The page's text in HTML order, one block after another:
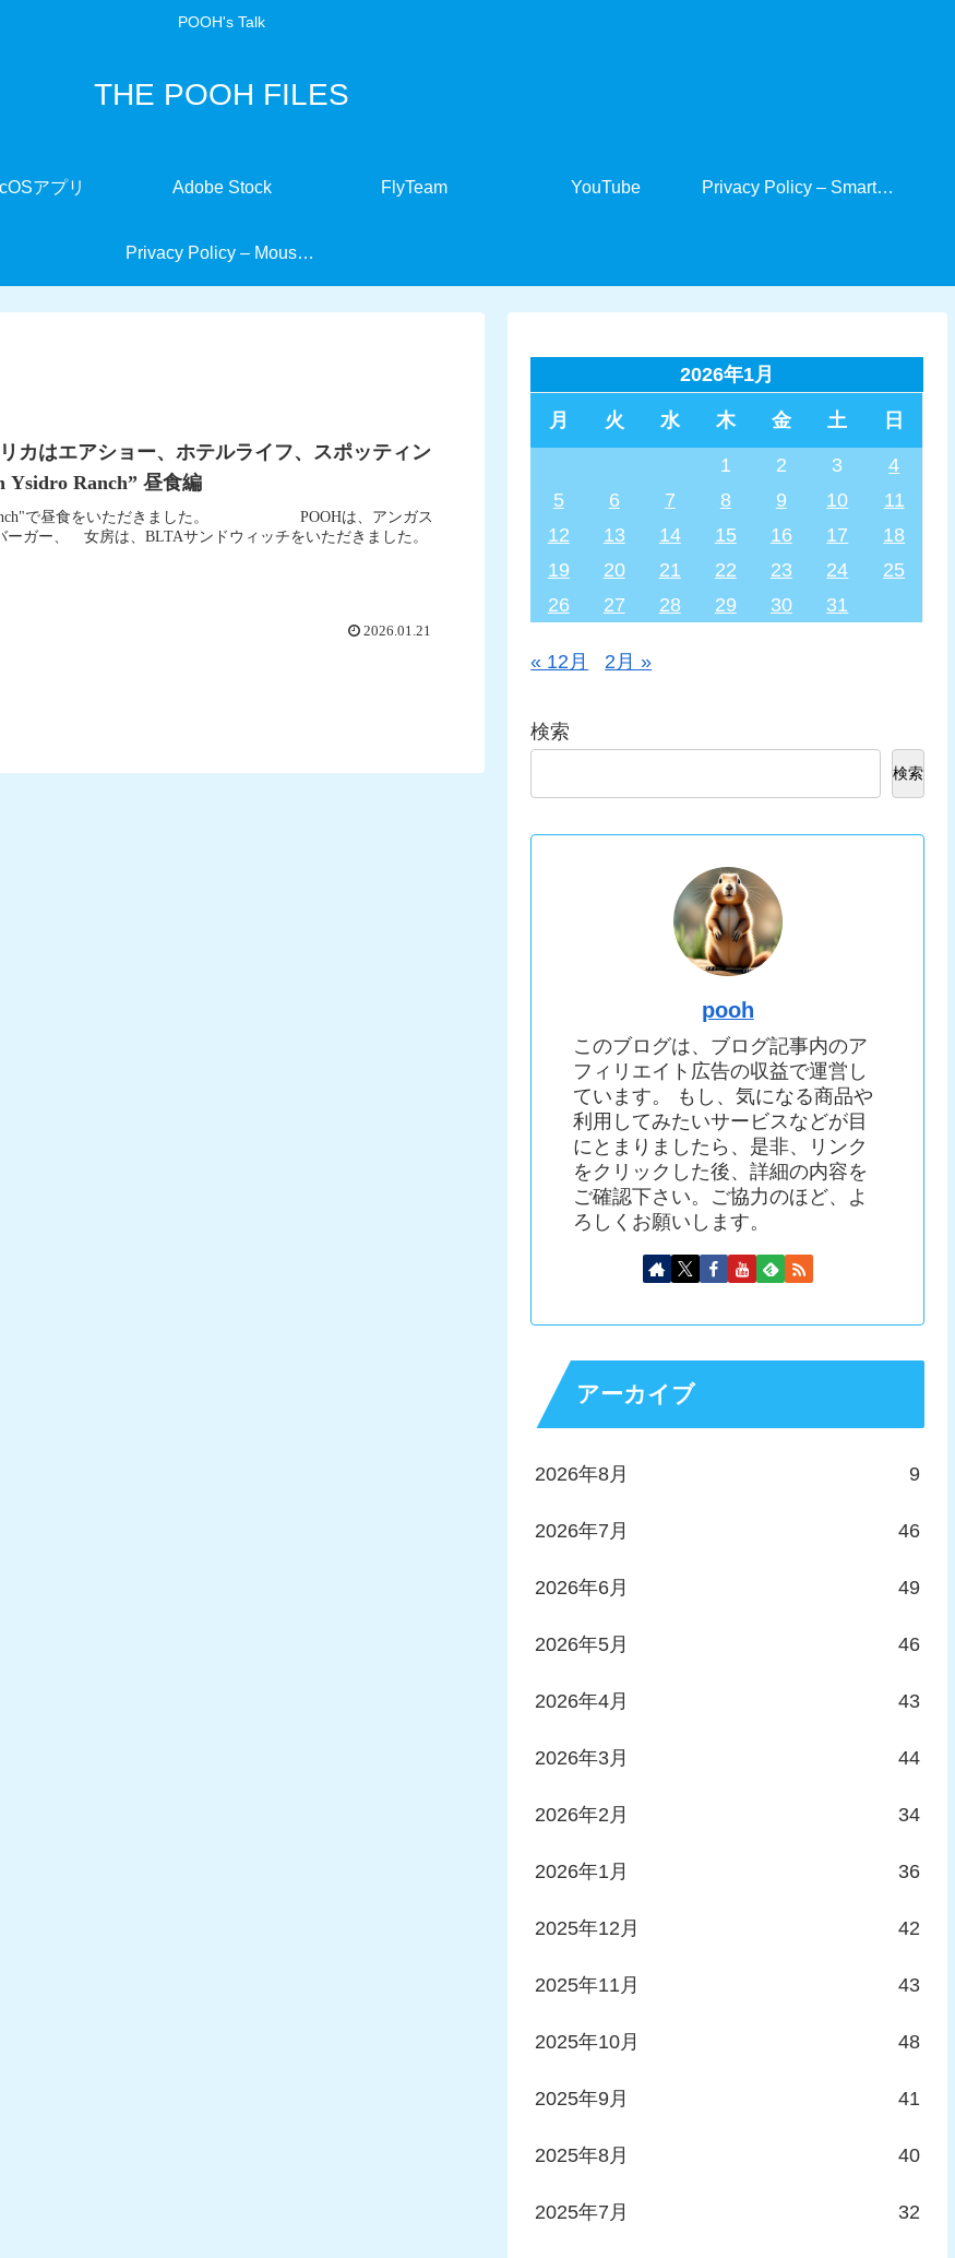
POOH's Talk
THE POOH FILES
アプリ Adobe Stock FlyTeam YouTube Privacy Policy – SmartCabinet
Privacy Policy – MouseMate
カはエアショー、ホテルライフ、スポッティン
Ysidro Ranch” 昼食編
で昼食をいただきました。 POOHは、アンガス
ーガー、 女房は、BLTAサンドウィッチをいただきました。
2026.01.21
2026年1月
月 火 水 木 金 土 日
1 2 3
4
5
6 7 8 9 10
11
12
13 14 15 16 17
18
19
20 21 22 23 24
25
26
27 28 29 30 31
« 12月 2月 »
検索
検索
pooh
このブログは、ブログ記事内のア
フィリエイト広告の収益で運営し
ています。 もし、気になる商品や
利用してみたいサービスなどが目
にとまりましたら、是非、リンク
をクリックした後、詳細の内容を
ご確認下さい。ご協力のほど、よ
ろしくお願いします。
アーカイブ
2026年8月 9
2026年7月 46
2026年6月 49
2026年5月 46
2026年4月 43
2026年3月 44
2026年2月 34
2026年1月 36
2025年12月 42
2025年11月 43
2025年10月 48
2025年9月 41
2025年8月 40
2025年7月 32